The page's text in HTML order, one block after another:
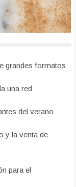
grandes formatos
una red
del verano
y la venta de
para el